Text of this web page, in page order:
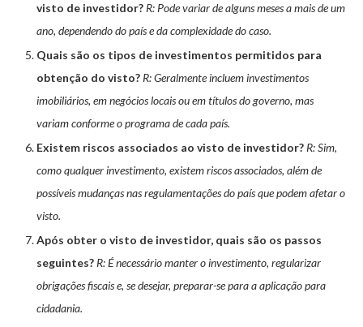
visto de investidor?R: Pode variar de alguns meses a mais de um
ano, dependendo do país e da complexidade do caso.
Quais são os tipos de investimentos permitidos para
obtenção do visto?R: Geralmente incluem investimentos
imobiliários, em negócios locais ou em títulos do governo, mas
variam conforme o programa de cada país.
Existem riscos associados ao visto de investidor?R: Sim,
como qualquer investimento, existem riscos associados, além de
possíveis mudanças nas regulamentações do país que podem afetar o
visto.
Após obter o visto de investidor, quais são os passos
seguintes?R: É necessário manter o investimento, regularizar
obrigações fiscais e, se desejar, preparar-se para a aplicação para
cidadania.